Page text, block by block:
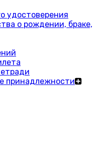
удостоверения
о рождении, браке,
принадлежности